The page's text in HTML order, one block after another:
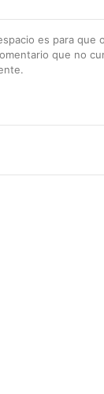
es para que
que no